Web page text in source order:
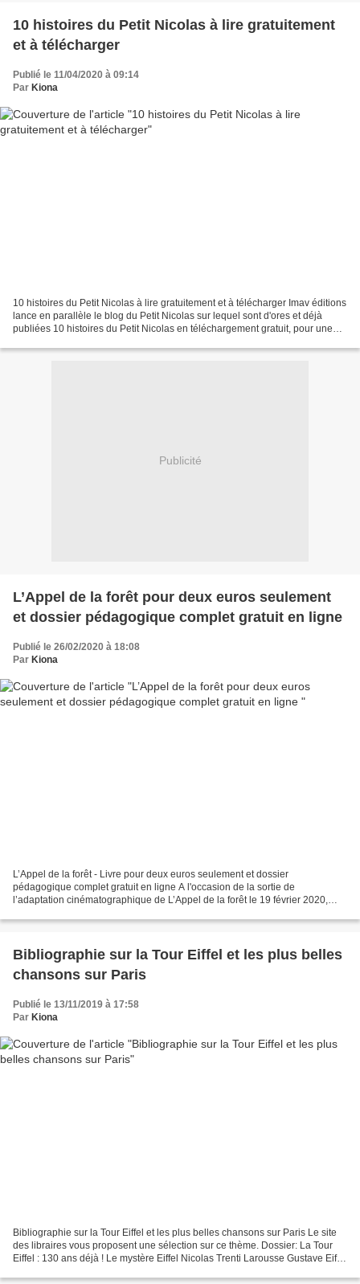
10 histoires du Petit Nicolas à lire gratuitement
et à télécharger
Publié le 11/04/2020 à 09:14
Par Kiona
10 histoires du Petit Nicolas à lire gratuitement et à télécharger Imav éditions
lance en parallèle le blog du Petit Nicolas sur lequel sont d'ores et déjà
publiées 10 histoires du Petit Nicolas en téléchargement gratuit, pour une
Publicité
L’Appel de la forêt pour deux euros seulement
et dossier pédagogique complet gratuit en ligne
Publié le 26/02/2020 à 18:08
Par Kiona
L’Appel de la forêt - Livre pour deux euros seulement et dossier
pédagogique complet gratuit en ligne A l'occasion de la sortie de
l’adaptation cinématographique de L’Appel de la forêt le 19 février 2020,
Bibliographie sur la Tour Eiffel et les plus belles
chansons sur Paris
Publié le 13/11/2019 à 17:58
Par Kiona
Bibliographie sur la Tour Eiffel et les plus belles chansons sur Paris Le site
des libraires vous proposent une sélection sur ce thème. Dossier: La Tour
Eiffel : 130 ans déjà ! Le mystère Eiffel Nicolas Trenti Larousse Gustave Eiffel